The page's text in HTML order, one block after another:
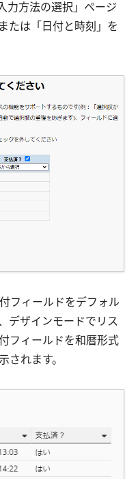
力方法の選択」ページ
たは「日付と時刻」を
フィールドをデフォル
デザインモードでリス
フィールドを和暦形式
されます。